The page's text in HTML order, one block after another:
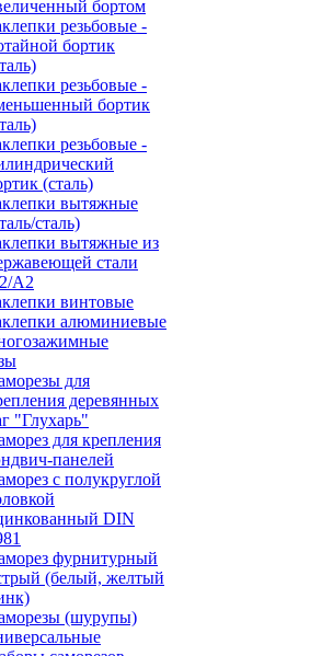
бортом
резьбовые -
бортик
резьбовые -
бортик
резьбовые -
(сталь)
вытяжные
сталь)
вытяжные из
стали
А2
винтовые
алюминиевые
для
деревянных
"Глухарь"
для крепления
панелей
с полукруглой
DIN
фурнитурный
(белый, желтый
(шурупы)